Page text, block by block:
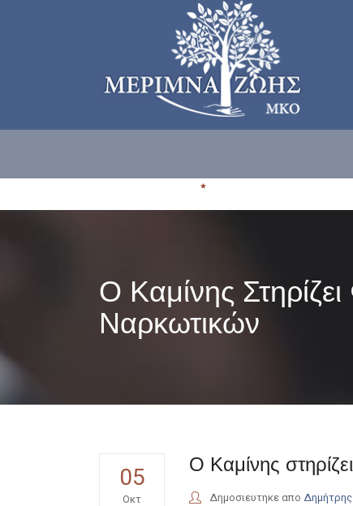
Ο Καμίνης
Ναρκωτικών
05
Οκτ
Ο Καμίνης
Δημοσιευτηκε απο